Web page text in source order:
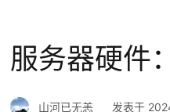
服务器硬件
山河已无恙 发表于